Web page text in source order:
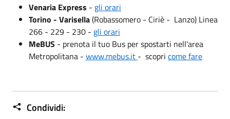
Venaria Express - gli orari
Torino - Varisella(Robassomero - Ciriè - Lanzo) Linea
266 - 229 - 230 - gli orari
MeBUS - prenota il tuo Bus per spostarti nell'area
Metropolitana - www.mebus.it - scopri come fare
Condividi: